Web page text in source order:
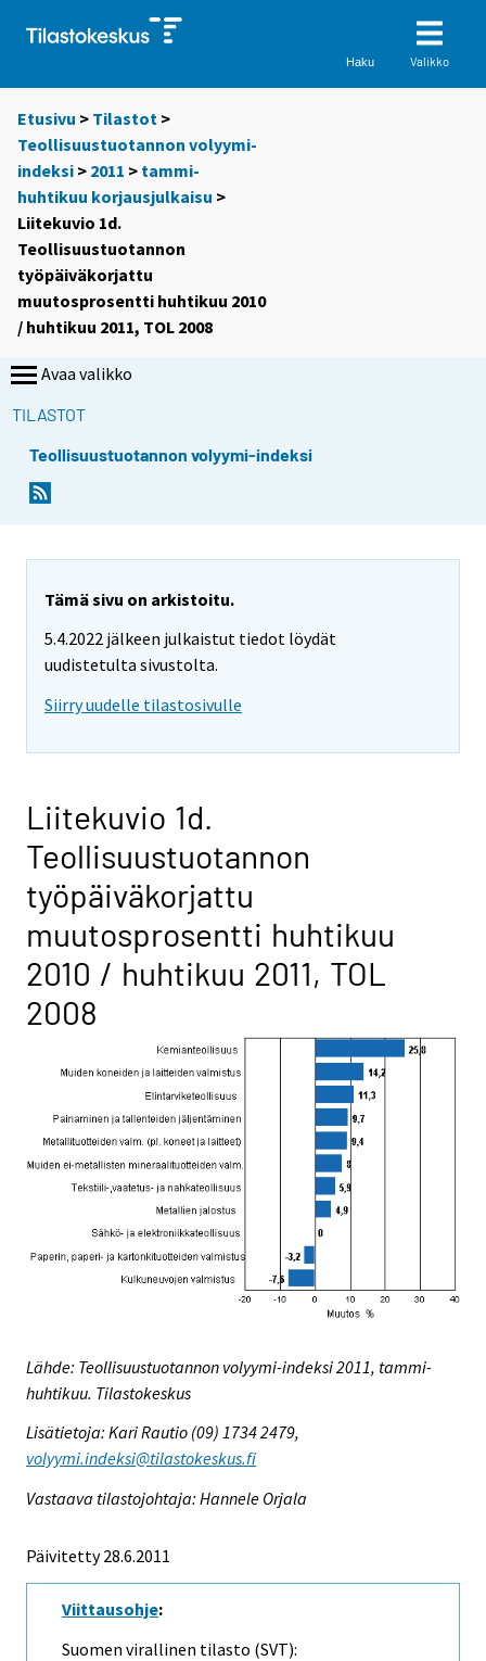
Haku Valikko
Etusivu > Tilastot >
Teollisuustuotannon volyymi-
indeksi > 2011 > tammi-
huhtikuu korjausjulkaisu >
Liitekuvio 1d.
Teollisuustuotannon
työpäiväkorjattu
muutosprosentti huhtikuu 2010
/ huhtikuu 2011, TOL 2008
Avaa valikko
TILASTOT
Teollisuustuotannon volyymi-indeksi
Tämä sivu on arkistoitu.
5.4.2022 jälkeen julkaistut tiedot löydät
uudistetulta sivustolta.
Siirry uudelle tilastosivulle
Liitekuvio 1d.
Teollisuustuotannon
työpäiväkorjattu
muutosprosentti huhtikuu
2010 / huhtikuu 2011, TOL
2008
Lähde: Teollisuustuotannon volyymi-indeksi 2011, tammi-
huhtikuu. Tilastokeskus
Lisätietoja: Kari Rautio (09) 1734 2479,
volyymi.indeksi@tilastokeskus.fi
Vastaava tilastojohtaja: Hannele Orjala
Päivitetty 28.6.2011
Viittausohje:
Suomen virallinen tilasto (SVT):